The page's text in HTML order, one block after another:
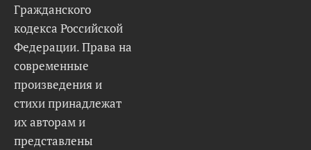
Гражданского
кодекса Российской
Федерации. Права на
современные
произведения и
стихи принадлежат
их авторам и
представлены